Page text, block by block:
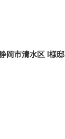
岡市清水区 I様邸